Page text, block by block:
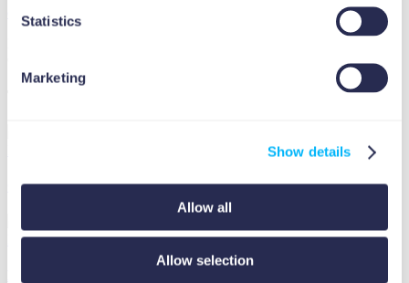
Statistics
Marketing
Show details
Allow all
Allow selection
quanto credevi
Come ricostruire il fondo di emergenza dopo le feste
Personal Money